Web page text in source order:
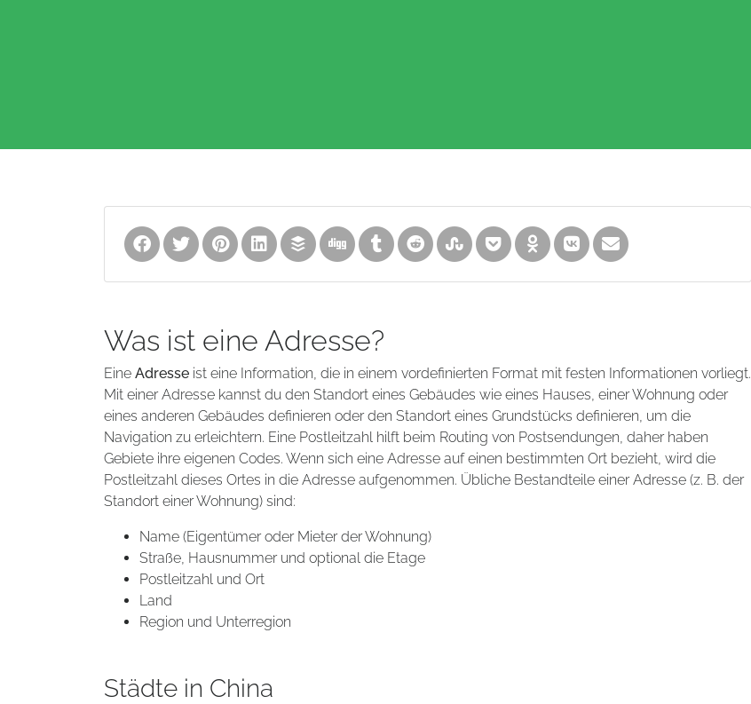
Was ist eine Adresse?
Eine Adresse ist eine Information, die in einem vordefinierten Format mit festen Informationen vorliegt.
Mit einer Adresse kannst du den Standort eines Gebäudes wie eines Hauses, einer Wohnung oder
eines anderen Gebäudes definieren oder den Standort eines Grundstücks definieren, um die
Navigation zu erleichtern. Eine Postleitzahl hilft beim Routing von Postsendungen, daher haben
Gebiete ihre eigenen Codes. Wenn sich eine Adresse auf einen bestimmten Ort bezieht, wird die
Postleitzahl dieses Ortes in die Adresse aufgenommen. Übliche Bestandteile einer Adresse (z. B. der
Standort einer Wohnung) sind:
Name (Eigentümer oder Mieter der Wohnung)
Straße, Hausnummer und optional die Etage
Postleitzahl und Ort
Land
Region und Unterregion
Städte in China